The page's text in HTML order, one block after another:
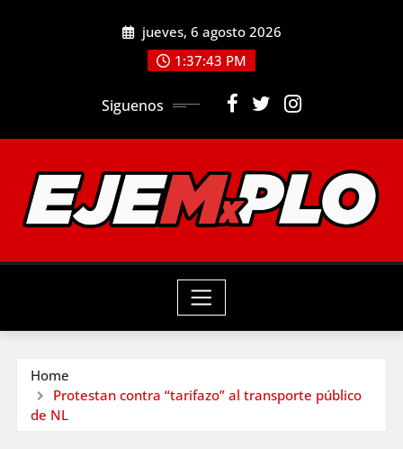
jueves, 6 agosto 2026
1:37:44 PM
Siguenos
Home
Protestan contra “tarifazo” al transporte público
de NL